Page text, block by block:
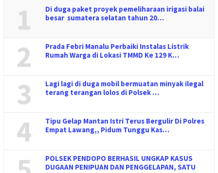
1
Di duga paket proyek pemeliharaan irigasi balai
besar sumatera selatan tahun 20…
2
Prada Febri Manalu Perbaiki Instalas Listrik
Rumah Warga di Lokasi TMMD Ke 129 K…
3
Lagi lagi di duga mobil bermuatan minyak ilegal
terang terangan lolos di Polsek …
4
Tipu Gelap Mantan Istri Terus Bergulir Di Polres
Empat Lawang,, Pidum Tunggu Kas…
POLSEK PENDOPO BERHASIL UNGKAP KASUS
DUGAAN PENIPUAN DAN PENGGELAPAN, SATU